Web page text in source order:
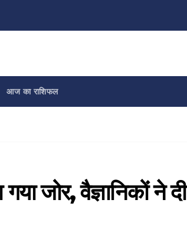
आज का राशिफल
जोर, वैज्ञानिकों ने दी